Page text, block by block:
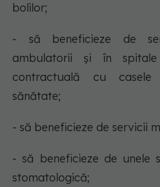
bolilor;
- să beneficieze de
ambulatorii şi în
contractuală cu
sănătate;
- să beneficieze de servicii
- să beneficieze de unele
stomatologică;